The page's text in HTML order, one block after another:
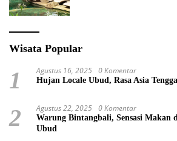
Wisata Popular
1 Agustus 16, 2025 0 Komentar
Hujan Locale Ubud, Rasa Asia
2 Agustus 22, 2025 0 Komentar
Warung Bintangbali, Sensasi Makan
Ubud